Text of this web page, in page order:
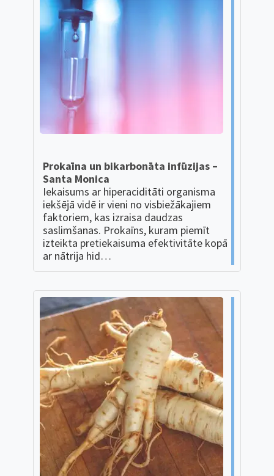
Prokaīna un bikarbonāta infūzijas –
Santa Monica
Iekaisums ar hiperaciditāti organisma
iekšējā vidē ir vieni no visbiežākajiem
faktoriem, kas izraisa daudzas
saslimšanas. Prokaīns, kuram piemīt
izteikta pretiekaisuma efektivitāte kopā
ar nātrija hid…